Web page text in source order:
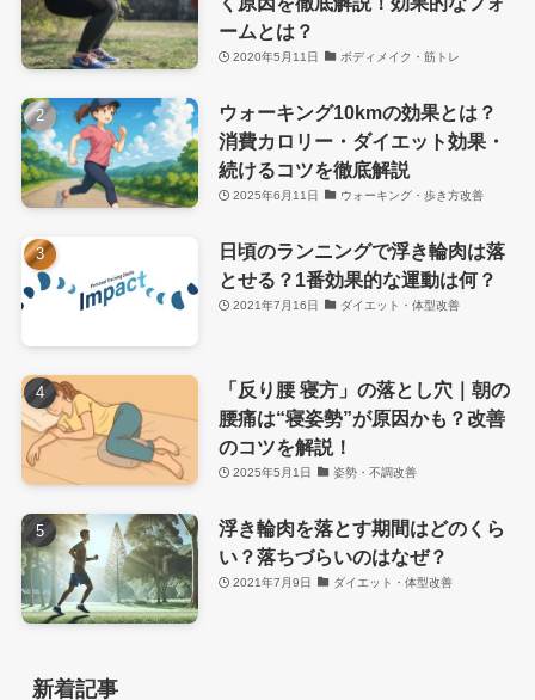
ームとは？
2020年5月11日 ボディメイク・筋トレ
ウォーキング10kmの効果とは？
消費カロリー・ダイエット効果・
続けるコツを徹底解説
2025年6月11日 ウォーキング・歩き方改善
日頃のランニングで浮き輪肉は落
とせる？1番効果的な運動は何？
2021年7月16日 ダイエット・体型改善
「反り腰 寝方」の落とし穴｜朝の
腰痛は“寝姿勢”が原因かも？改善
のコツを解説！
2025年5月1日 姿勢・不調改善
浮き輪肉を落とす期間はどのくら
い？落ちづらいのはなぜ？
2021年7月9日 ダイエット・体型改善
新着記事